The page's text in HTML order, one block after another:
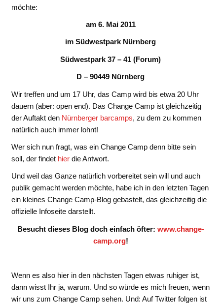
möchte:
am 6. Mai 2011
im Südwestpark Nürnberg
Südwestpark 37 – 41 (Forum)
D – 90449 Nürnberg
Wir treffen und um 17 Uhr, das Camp wird bis etwa 20 Uhr
dauern (aber: open end). Das Change Camp ist gleichzeitig
der Auftakt den Nürnberger barcamps, zu dem zu kommen
natürlich auch immer lohnt!
Wer sich nun fragt, was ein Change Camp denn bitte sein
soll, der findet hierdie Antwort.
Und weil das Ganze natürlich vorbereitet sein will und auch
publik gemacht werden möchte, habe ich in den letzten Tagen
ein kleines Change Camp-Blog gebastelt, das gleichzeitig die
offizielle Infoseite darstellt.
Besucht dieses Blog doch einfach öfter: www.change-
camp.org!
Wenn es also hier in den nächsten Tagen etwas ruhiger ist,
dann wisst Ihr ja, warum. Und so würde es mich freuen, wenn
wir uns zum Change Camp sehen. Und: Auf Twitter folgen ist